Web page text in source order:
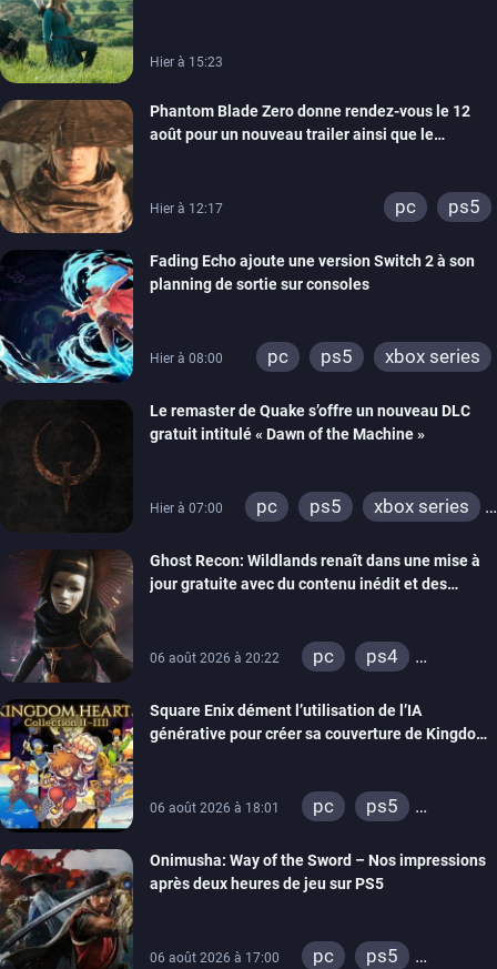
Hier à 15:23
Phantom Blade Zero donne rendez-vous le 12
août pour un nouveau trailer ainsi que le
Hier à 12:17 pc ps5
Fading Echo ajoute une version Switch 2 à son
planning de sortie sur consoles
Hier à 08:00 pc ps5 xbox series
Le remaster de Quake s’offre un nouveau DLC
gratuit intitulé « Dawn of the Machine »
Hier à 07:00 pc ps5
xbox series
xbox one
nintendo 64
Ghost Recon: Wildlands renaît dans une mise à
jour gratuite avec du contenu inédit et des
06 août 2026 à 20:22 pc
ps4
Square Enix dément l’utilisation de l’IA
générative pour créer sa couverture de Kingdom
06 août 2026 à 18:01 pc
ps5
switch 2
Onimusha: Way of the Sword – Nos impressions
après deux heures de jeu sur PS5
06 août 2026 à 17:00 pc
ps5